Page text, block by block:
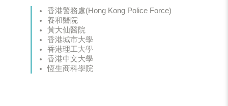
香港警務處(Hong Kong Police Force)
養和醫院
黃大仙醫院
香港城市大學
香港理工大學
香港中文大學
恆生商科學院